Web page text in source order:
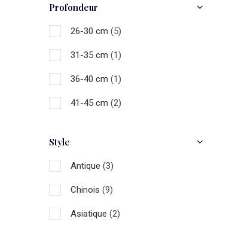
Profondeur
26-30 cm (5)
31-35 cm (1)
36-40 cm (1)
41-45 cm (2)
Style
Antique (3)
Chinois (9)
Asiatique (2)